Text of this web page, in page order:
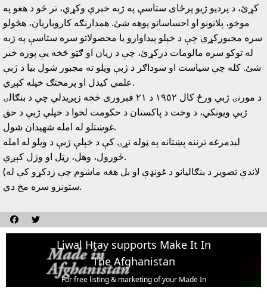
کړئ، د پرديو ژبو پرځاى ستاسې په ژبه خبرې وکړي، تر څو د هغو په
موخو، پلانونو او احساساتو پوهه شئ. همدارنګه کاروباريان، هڅولو
سره مجبورکړي چې د خپلو پيداوارو يا محصولاتو سره ستاسې په ژبه
له توکو سره مالومات درکړئ، چې د زيان او ګټو څخه يې پوره خبر
شئ. کله چې سياست او سوداګر د ژبې ويلو ته مجبور شول بيا د ژبې
علمي کيدل او پرمختګ خپله کېږي.
د مورنۍ ژبې ورځ کال ١٩٥٢ د ٢١ فبرورى څخه زېږيدلې چې د بنګالۍ
ژبې ويونکي، د وخت د پاکستان د حکومت لخوا د خپلې ژبې د حق
غوښتلو له امله شهيدان شول.
لبدمرغه ترننه پښتانه په ټوله نړۍ کې د خپلې ژبې د ويلو له امله
ځورول، وهل، رټل او وژل کېږي.
(لاندې تصوير د بنګاليانو د غونډې او بل هغه ماشوم چې زدکړو کې له
ستونزو سره مخ دي.
 
Liwal Htay supports Make It In
The Afghanistan
For free listing & marketing of your Made In